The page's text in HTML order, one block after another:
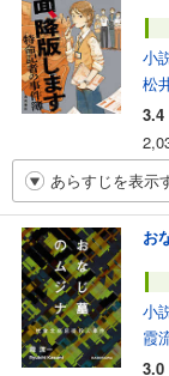
小
松
3.4
あらすじを表示
お
小
霞
3.0